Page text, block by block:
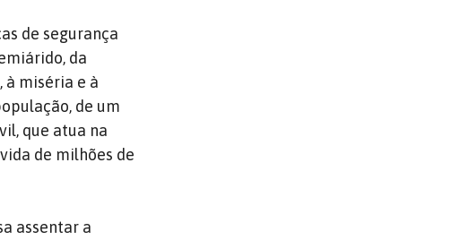
de segurança
da
à miséria e à
de um
que atua na
de milhões de
assentar a